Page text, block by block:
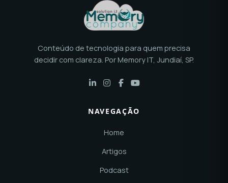
Conteúdo de tecnologia para quem precisa
decidir com clareza. Por Memory IT, Jundiaí, SP.
NAVEGAÇÃO
Home
Artigos
Podcast